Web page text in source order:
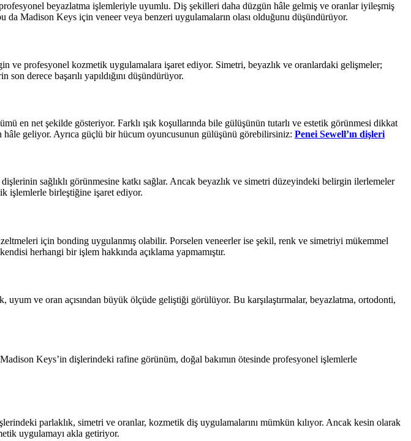
beyazlatma işlemleriyle uyumlu. Diş şekilleri daha düzgün hâle gelmiş ve oranlar iyileşmiş
Madison Keys için veneer veya benzeri uygulamaların olası olduğunu düşündürüyor.
ve profesyonel kozmetik uygulamalara işaret ediyor. Simetri, beyazlık ve oranlardaki gelişmeler;
derece başarılı yapıldığını düşündürüyor.
en net şekilde gösteriyor. Farklı ışık koşullarında bile gülüşünün tutarlı ve estetik görünmesi dikkat
geliyor. Ayrıca güçlü bir hücum oyuncusunun gülüşünü görebilirsiniz: Penei Sewell’ın dişleri
sağlıklı görünmesine katkı sağlar. Ancak beyazlık ve simetri düzeyindeki belirgin ilerlemeler
işlemlerle birleştiğine işaret ediyor.
için bonding uygulanmış olabilir. Porselen veneerler ise şekil, renk ve simetriyi mükemmel
herhangi bir işlem hakkında açıklama yapmamıştır.
ve oran açısından büyük ölçüde geliştiği görülüyor. Bu karşılaştırmalar, beyazlatma, ortodonti,
Keys’in dişlerindeki rafine görünüm, doğal bakımın ötesinde profesyonel işlemlerle
parlaklık, simetri ve oranlar, kozmetik diş uygulamalarını mümkün kılıyor. Ancak kesin olarak
uygulamayı akla getiriyor.